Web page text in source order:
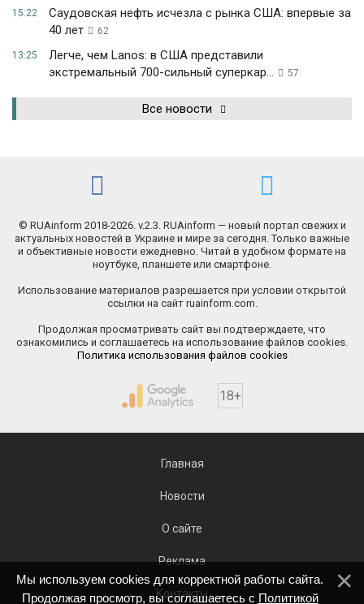
15:22
Саудовская нефть исчезла с рынка США: впервые за
40 лет
62
13:25
Легче, чем Lanos: в США представили
экстремальный 700-сильный суперкар...
57
Все новости
© RUAinform 2018-2026. v.2.3. RUAinform — новый портал свежих и
актуальных новостей в Украине и мире за сегодня. Только важные
и объективные новости ежедневно. Читай в удобном формате на
ноутбуке, планшете или смартфоне.
Использование материалов разрешается при условии открытой
ссылки на сайт ruainform.com.
Продолжая просматривать сайт вы подтверждаете, что
ознакомились и соглашаетесь на использование файлов cookies.
Политика использования файлов cookies
18+
Главная
Новости
О сайте
Реклама
Контакты
Мы используем cookies для корректной работы сайта.
Продолжая просмотр, вы соглашаетесь с Политикой